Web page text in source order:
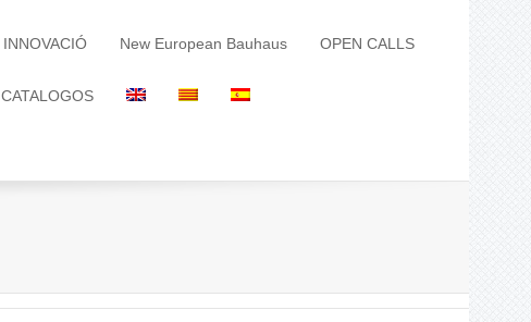
INNOVACIÓ New European Bauhaus OPEN CALLS
CATALOGOS